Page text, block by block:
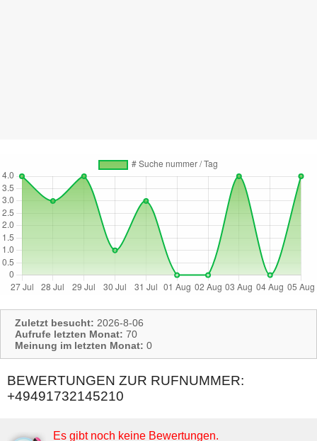
Zuletzt besucht: 2026-8-06
Aufrufe letzten Monat: 70
Meinung im letzten Monat: 0
BEWERTUNGEN ZUR RUFNUMMER:
+49491732145210
Es gibt noch keine Bewertungen.